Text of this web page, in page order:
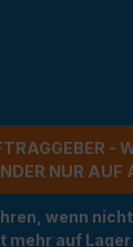
-
NUR AUF
wenn
auf